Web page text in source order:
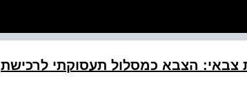
צבאי: הצבא כמסלול תעסוקתי לרכישת